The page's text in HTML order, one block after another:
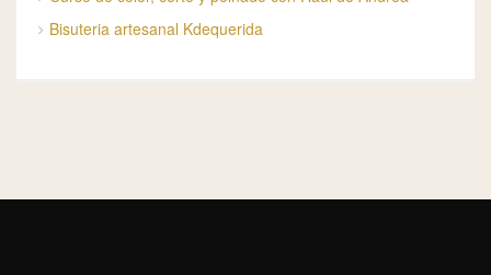
Bisuteria artesanal Kdequerida